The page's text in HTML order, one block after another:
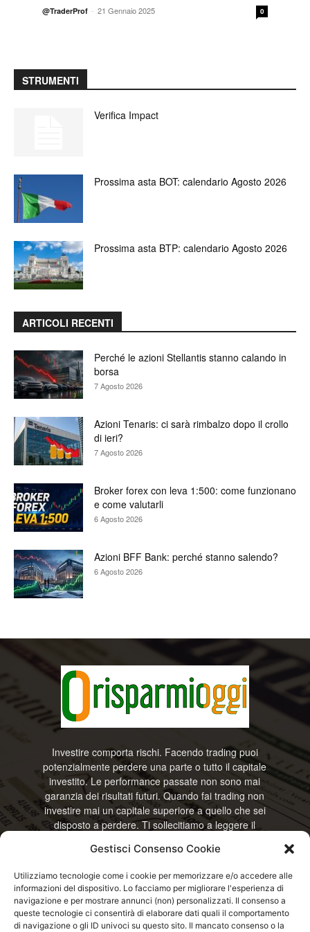
Gestisci Consenso Cookie
Utilizziamo tecnologie come i cookie per memorizzare e/o accedere alle
informazioni del dispositivo. Lo facciamo per migliorare l'esperienza di
navigazione e per mostrare annunci (non) personalizzati. Il consenso a
queste tecnologie ci consentirà di elaborare dati quali il comportamento
di navigazione o gli ID univoci su questo sito. Il mancato consenso o la
@TraderProf - 21 Gennaio 2025 0
STRUMENTI
Verifica Impact
Prossima asta BOT: calendario Agosto 2026
Prossima asta BTP: calendario Agosto 2026
ARTICOLI RECENTI
Perché le azioni Stellantis stanno calando in
borsa
7 Agosto 2026
Azioni Tenaris: ci sarà rimbalzo dopo il crollo
di ieri?
7 Agosto 2026
Broker forex con leva 1:500: come funzionano
e come valutarli
6 Agosto 2026
Azioni BFF Bank: perché stanno salendo?
6 Agosto 2026
Investire comporta rischi. Facendo trading puoi
potenzialmente perdere una parte o tutto il capitale
investito. Le performance passate non sono mai
garanzia dei risultati futuri. Quando fai trading non
investire mai un capitale superiore a quello che sei
disposto a perdere. Ti sollecitiamo a leggere il
RisparmiOggi non offre alcun genere di consulenza
informazioni riportate. Continuando ad accedere o
a usare questo sito o ogni servizio disponibile
questo sito, dichiari di accettare termini e condizioni
previste. © RisparmiOggi